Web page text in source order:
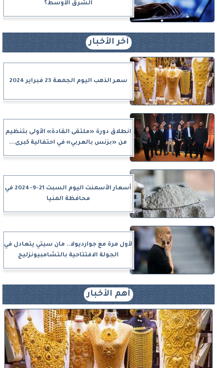
الشرق الأوسط؟
آخر الأخبار
سعر الذهب اليوم الجمعة 23 فبراير 2024
انطلاق دورة «ملتقى القادة» الأولى بتنظيم
من «بزنس بالعربي» في احتفالية كبرى...
أسعار الأسمنت اليوم السبت 21-9-2024 في
محافظة المنيا
لأول مرة مع جوارديولا.. مان سيتي يتعادل في
الجولة الافتتاحية بالتشامبيونزليج
أهم الأخبار